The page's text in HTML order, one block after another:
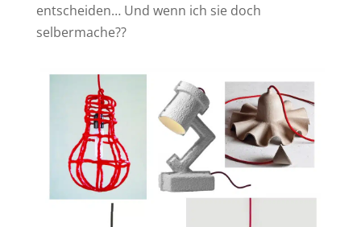
entscheiden… Und wenn ich sie doch
selbermache??